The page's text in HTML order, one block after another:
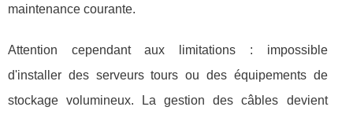
maintenance courante.
Attention cependant aux limitations : impossible
d'installer des serveurs tours ou des équipements de
stockage volumineux. La gestion des câbles devient